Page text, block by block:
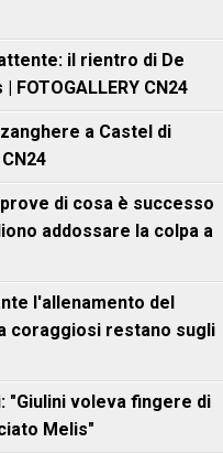
il rientro di De
CN24
a Castel di
di cosa è successo
addossare la colpa a
l'allenamento del
coraggiosi restano sugli
"Giulini voleva fingere di
Melis"